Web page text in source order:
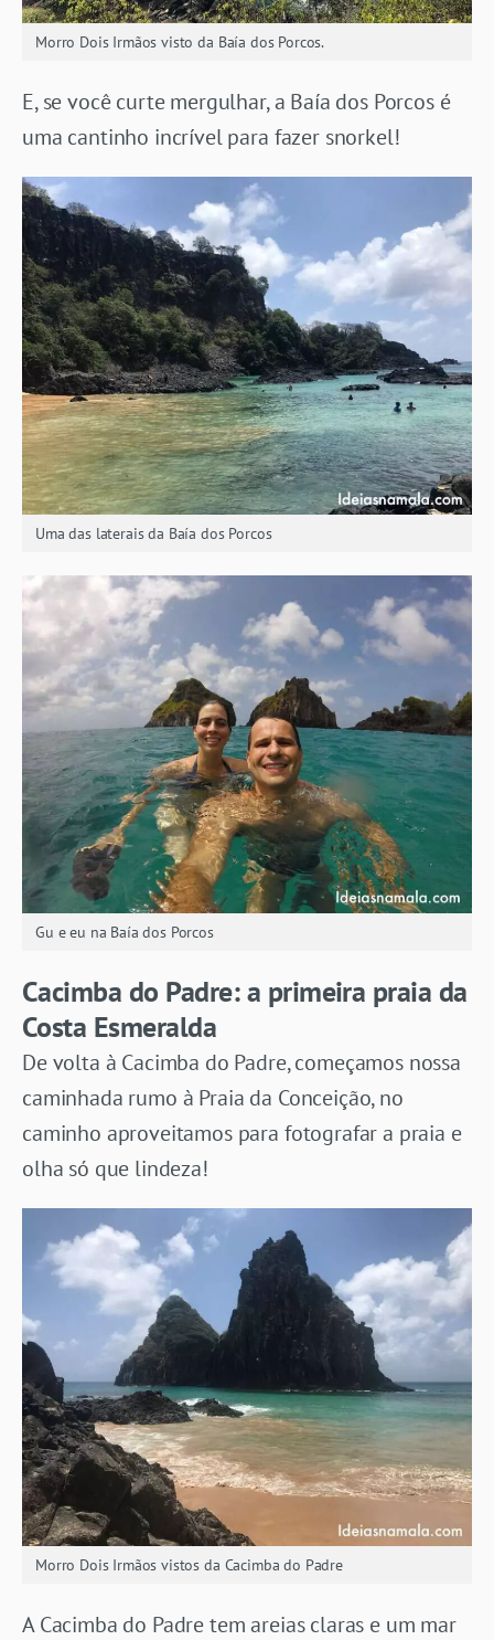
Morro Dois Irmãos visto da Baía dos Porcos.
E, se você curte mergulhar, a Baía dos Porcos é
uma cantinho incrível para fazer snorkel!
Uma das laterais da Baía dos Porcos
Gu e eu na Baía dos Porcos
Cacimba do Padre: a primeira praia da
Costa Esmeralda
De volta à Cacimba do Padre, começamos nossa
caminhada rumo à Praia da Conceição, no
caminho aproveitamos para fotografar a praia e
olha só que lindeza!
Morro Dois Irmãos vistos da Cacimba do Padre
A Cacimba do Padre tem areias claras e um mar